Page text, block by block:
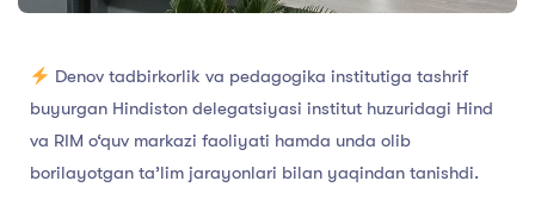
Denov tadbirkorlik va pedagogika institutiga tashrif
buyurgan Hindiston delegatsiyasi institut huzuridagi Hind
va RIM o‘quv markazi faoliyati hamda unda olib
borilayotgan ta’lim jarayonlari bilan yaqindan tanishdi.